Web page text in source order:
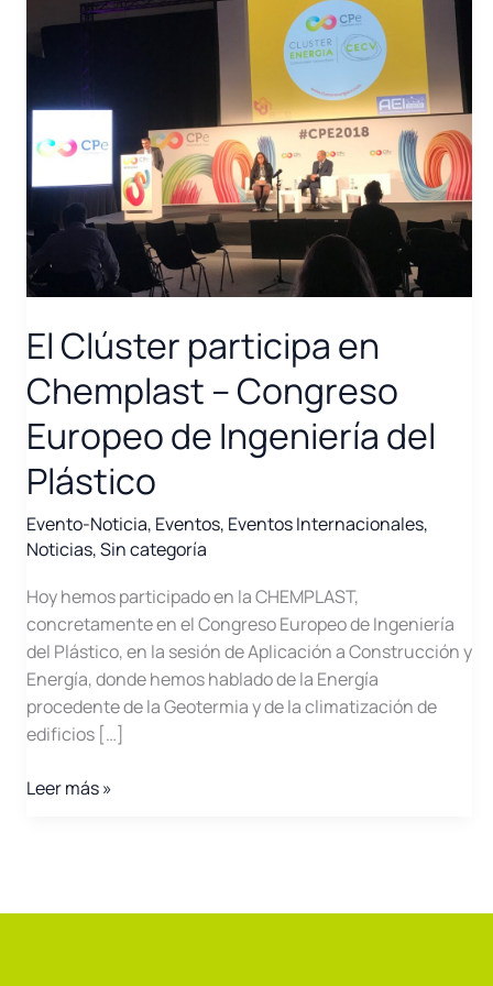
El Clúster participa en
Chemplast – Congreso
Europeo de Ingeniería del
Plástico
Evento-Noticia, Eventos, Eventos Internacionales,
Noticias,Sin categoría
Hoy hemos participado en la CHEMPLAST,
concretamente en el Congreso Europeo de Ingeniería
del Plástico, en la sesión de Aplicación a Construcción y
Energía, donde hemos hablado de la Energía
procedente de la Geotermia y de la climatización de
edificios […]
El
Leer más »